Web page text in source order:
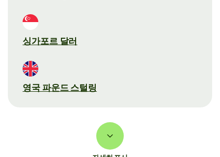
싱가포르 달러
영국 파운드 스털링